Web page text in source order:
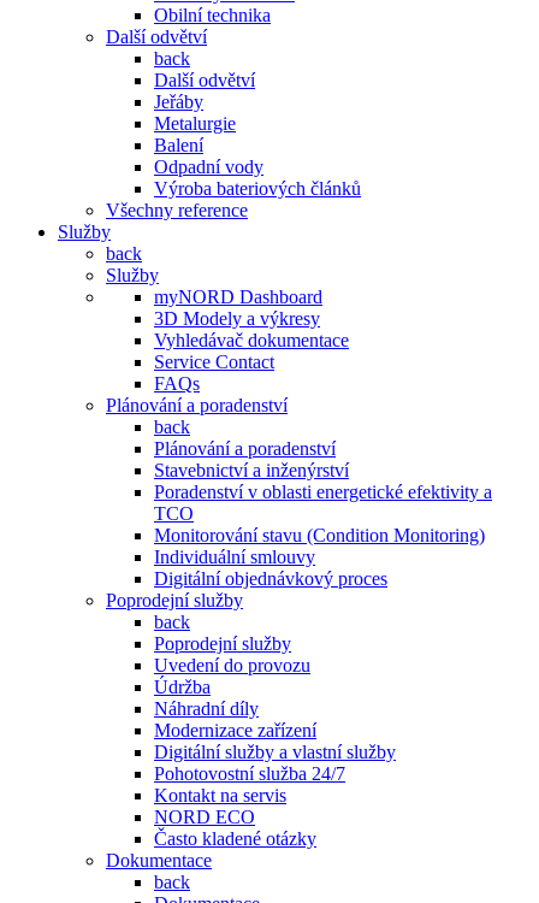
Obilní technika
Další odvětví
back
Další odvětví
Jeřáby
Metalurgie
Balení
Odpadní vody
Výroba bateriových článků
Všechny reference
Služby
back
Služby
myNORD Dashboard
3D Modely a výkresy
Vyhledávač dokumentace
Service Contact
FAQs
Plánování a poradenství
back
Plánování a poradenství
Stavebnictví a inženýrství
Poradenství v oblasti energetické efektivity a
TCO
Monitorování stavu (Condition Monitoring)
Individuální smlouvy
Digitální objednávkový proces
Poprodejní služby
back
Poprodejní služby
Uvedení do provozu
Údržba
Náhradní díly
Modernizace zařízení
Digitální služby a vlastní služby
Pohotovostní služba 24/7
Kontakt na servis
NORD ECO
Často kladené otázky
Dokumentace
back